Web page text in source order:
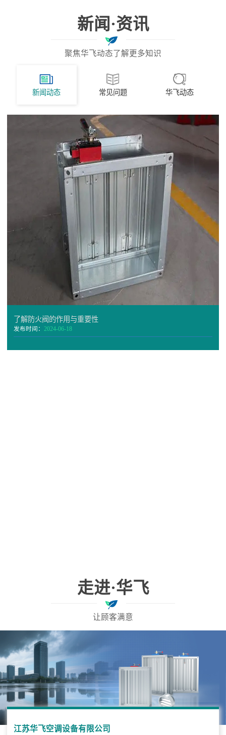
新闻·资讯
聚焦华飞动态了解更多知识
新闻动态 常见问题 华飞动态
了解防火阀的作用与重要性
发布时间： 2024-06-18
走进·华飞
让顾客满意
江苏华飞空调设备有限公司